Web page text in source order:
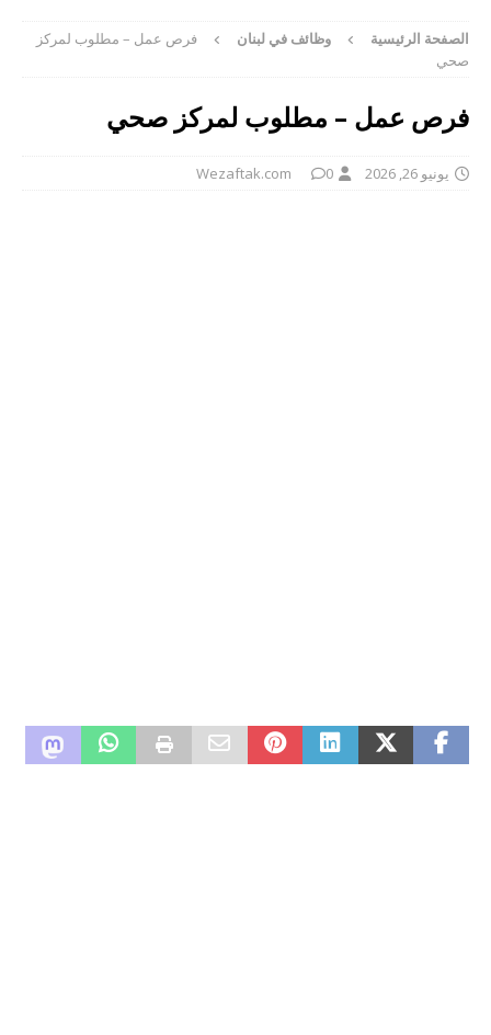
الصفحة الرئيسية وظائف في لبنان
فرص عمل – مطلوب لمركز
صحي
فرص عمل – مطلوب لمركز صحي
يونيو 26, 2026 Wezaftak.com 0